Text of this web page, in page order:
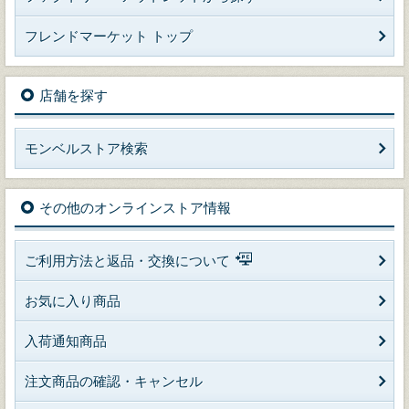
フレンドマーケット トップ
店舗を探す
モンベルストア検索
その他のオンラインストア情報
ご利用方法と返品・交換について
お気に入り商品
入荷通知商品
注文商品の確認・キャンセル